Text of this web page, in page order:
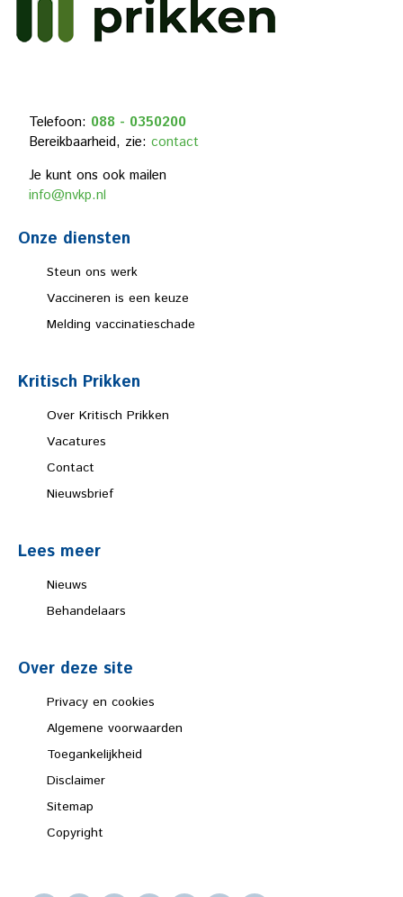
Telefoon: 088 - 0350200
Bereikbaarheid, zie: contact
Je kunt ons ook mailen
info@nvkp.nl
Onze diensten
Steun ons werk
Vaccineren is een keuze
Melding vaccinatieschade
Kritisch Prikken
Over Kritisch Prikken
Vacatures
Contact
Nieuwsbrief
Lees meer
Nieuws
Behandelaars
Over deze site
Privacy en cookies
Algemene voorwaarden
Toegankelijkheid
Disclaimer
Sitemap
Copyright